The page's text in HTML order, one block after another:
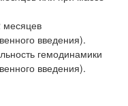
месяцев
введения).
гемодинамики
введения).